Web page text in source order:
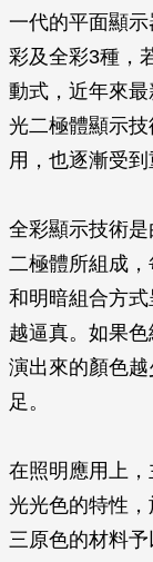
一代的平面顯
彩及全彩3種，
動式，近年來
光二極體顯示
用，也逐漸受到
全彩顯示技術
二極體所組成
和明暗組合方
越逼真。如果
演出來的顏色
足。
在照明應用上
光光色的特性
三原色的材料